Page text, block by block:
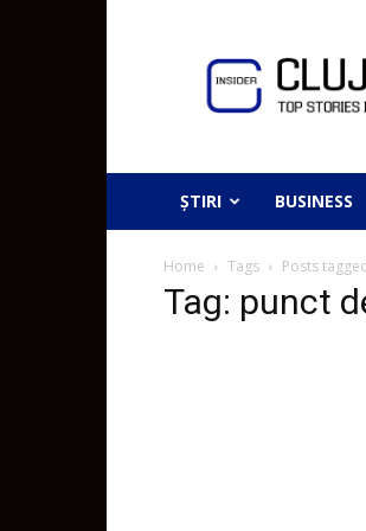
ȘTIRI BUSINESS
Home Tags Posts
Tag: punct